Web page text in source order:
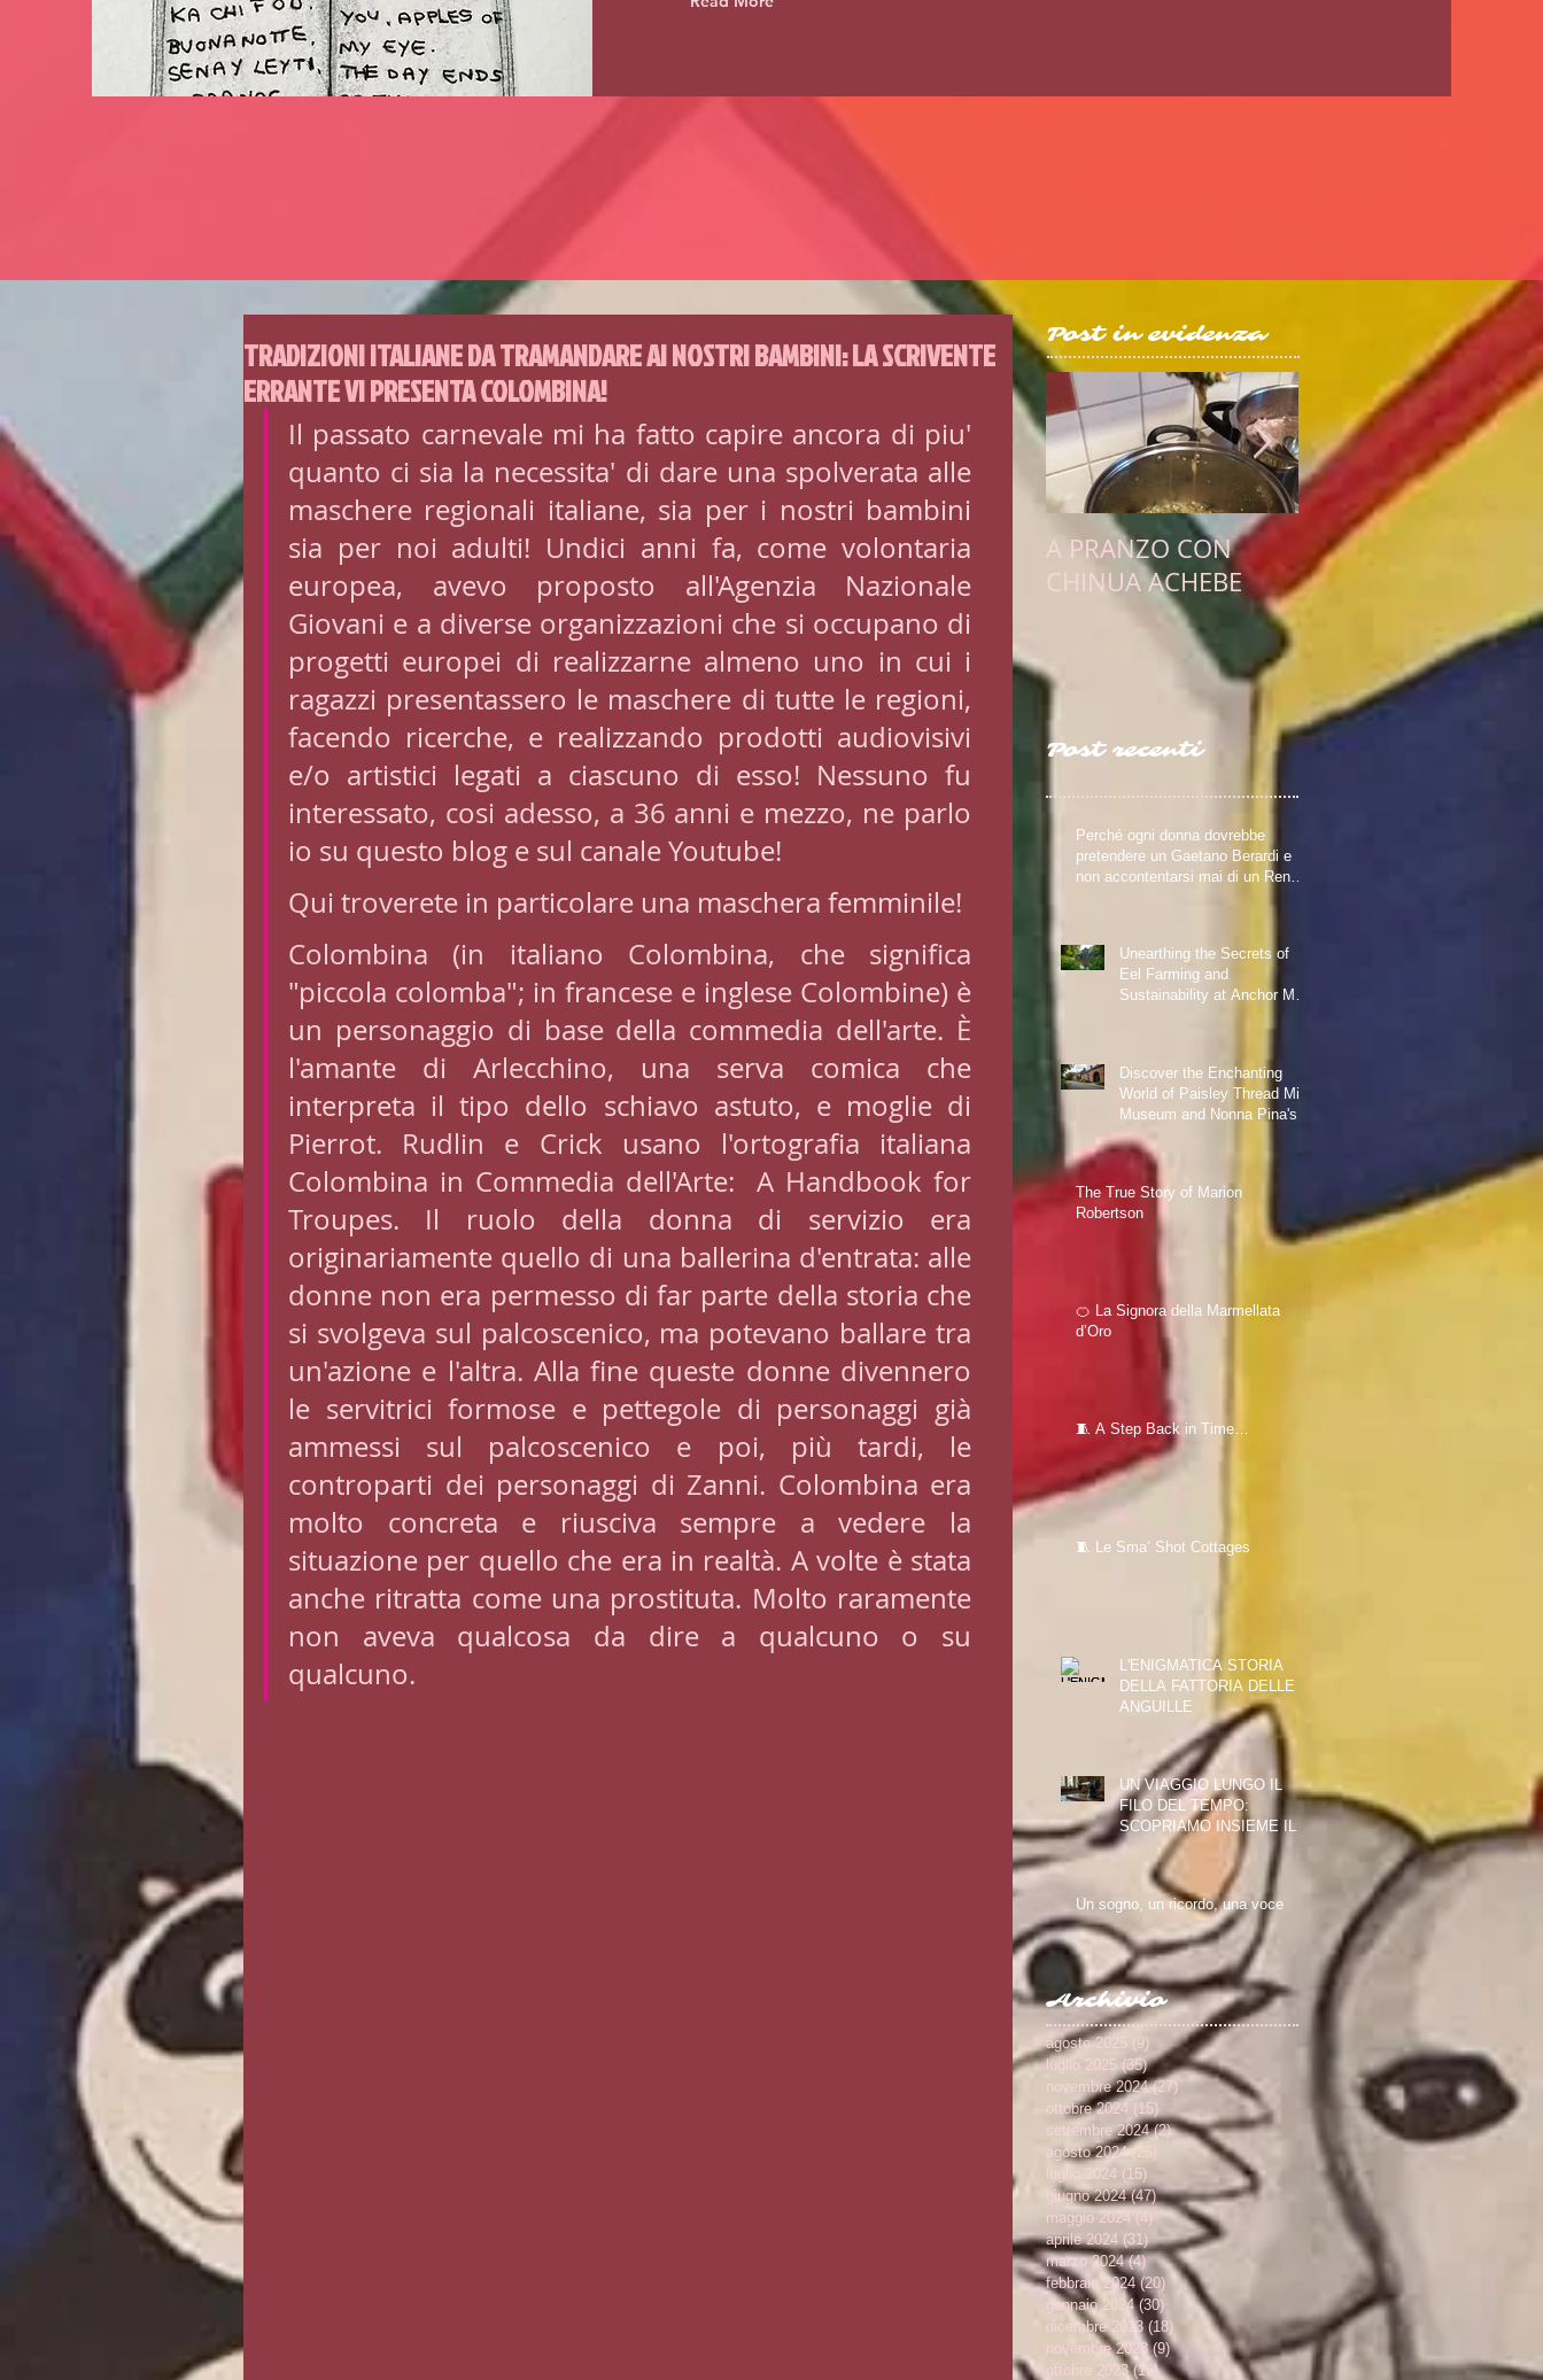
TRADIZIONI ITALIANE DA TRAMANDARE AI NOSTRI BAMBINI: LA SCRIVENTE
ERRANTE VI PRESENTA COLOMBINA!
Il passato carnevale mi ha fatto capire ancora di piu'
quanto ci sia la necessita' di dare una spolverata alle
maschere regionali italiane, sia per i nostri bambini
sia per noi adulti! Undici anni fa, come volontaria
europea, avevo proposto all'Agenzia Nazionale
Giovani e a diverse organizzazioni che si occupano di
progetti europei di realizzarne almeno uno in cui i
ragazzi presentassero le maschere di tutte le regioni,
facendo ricerche, e realizzando prodotti audiovisivi
e/o artistici legati a ciascuno di esso! Nessuno fu
interessato, cosi adesso, a 36 anni e mezzo, ne parlo
io su questo blog e sul canale Youtube!
Qui troverete in particolare una maschera femminile!
Colombina (in italiano Colombina, che significa
"piccola colomba"; in francese e inglese Colombine) è
un personaggio di base della commedia dell'arte. È
l'amante di Arlecchino, una serva comica che
interpreta il tipo dello schiavo astuto, e moglie di
Pierrot. Rudlin e Crick usano l'ortografia italiana
Colombina in Commedia dell'Arte:  A Handbook for
Troupes. Il ruolo della donna di servizio era
originariamente quello di una ballerina d'entrata: alle
donne non era permesso di far parte della storia che
si svolgeva sul palcoscenico, ma potevano ballare tra
un'azione e l'altra. Alla fine queste donne divennero
le servitrici formose e pettegole di personaggi già
ammessi sul palcoscenico e poi, più tardi, le
controparti dei personaggi di Zanni. Colombina era
molto concreta e riusciva sempre a vedere la
situazione per quello che era in realtà. A volte è stata
anche ritratta come una prostituta. Molto raramente
non aveva qualcosa da dire a qualcuno o su
qualcuno.
Post in evidenza
A PRANZO CON
CHINUA ACHEBE
PULCINELLA E
L'OBIETTIVO
ESISTENZIALE DI
SCRITTRICE
Post recenti
Perché ogni donna dovrebbe
pretendere un Gaetano Berardi e
non accontentarsi mai di un Renzo
Unearthing the Secrets of
Eel Farming and
Sustainability at Anchor Mill
Discover the Enchanting
World of Paisley Thread Mill
Museum and Nonna Pina's
Love for Sewing
The True Story of Marion
Robertson
🍊 La Signora della Marmellata
d’Oro
🧵 A Step Back in Time…
🧵 Le Sma’ Shot Cottages
L'ENIGMATICA STORIA
DELLA FATTORIA DELLE
ANGUILLE
UN VIAGGIO LUNGO IL
FILO DEL TEMPO:
SCOPRIAMO INSIEME IL
PAISLEY THREAD MILL
MUSEUM
Un sogno, un ricordo, una voce
Archivio
agosto 2025 (9) 9 post
luglio 2025 (35)35 post
novembre 2024 (27) 27 post
ottobre 2024 (15)
settembre 2024 (2)2 post
agosto 2024 (25) 25 post
luglio 2024 (15)
giugno 2024 (47)47 post
maggio 2024 (4)
4 post
aprile 2024 (31)31 post
marzo 2024 (4)4 post
febbraio 2024 (20) 20 post
gennaio 2024 (30) 30 post
dicembre 2023 (18) 18 post
novembre 2023 (9)9 post
ottobre 2023 (16)16 post